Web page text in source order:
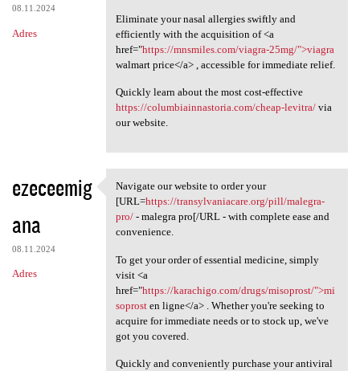
08.11.2024
Adres
Eliminate your nasal allergies swiftly and
efficiently with the acquisition of <a
href="https://mnsmiles.com/viagra-25mg/">viagra
walmart price</a> , accessible for immediate relief.
Quickly learn about the most cost-effective
https://columbiainnastoria.com/cheap-levitra/via
our website.
ezeceemig
ana
08.11.2024
Adres
Navigate our website to order
Navigate our website to order your
[URL=https://transylvaniacare.org/pill/malegra-
pro/- malegra pro[/URL - with complete ease and
convenience.
To get your order of essential medicine, simply
visit <a
href="https://karachigo.com/drugs/misoprost/">mi
soprosten ligne</a> . Whether you're seeking to
acquire for immediate needs or to stock up, we've
got you covered.
Quickly and conveniently purchase your antiviral